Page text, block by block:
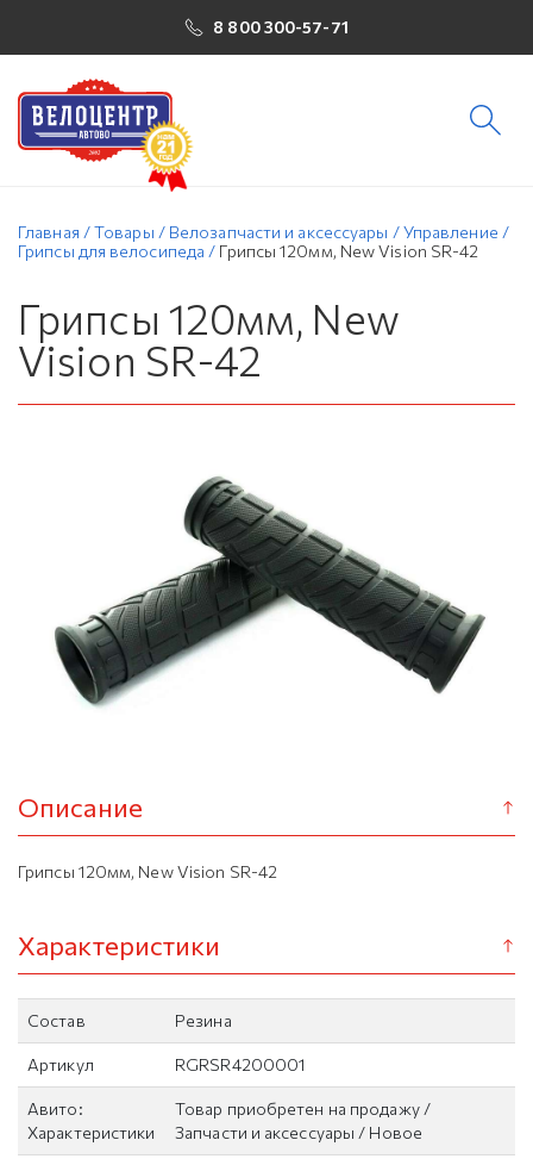
8 800 300-57-71
Главная /Товары / Велозапчасти и аксессуары /Управление /
Грипсы для велосипеда / Грипсы 120мм, New Vision SR-42
Грипсы 120мм, New
Vision SR-42
Описание
Грипсы 120мм, New Vision SR-42
Характеристики
Состав Резина
Артикул RGRSR4200001
Авито:
Характеристики
Товар приобретен на продажу /
Запчасти и аксессуары / Новое